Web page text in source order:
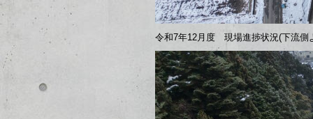
令和7年12月度 現場進捗状況(下流側